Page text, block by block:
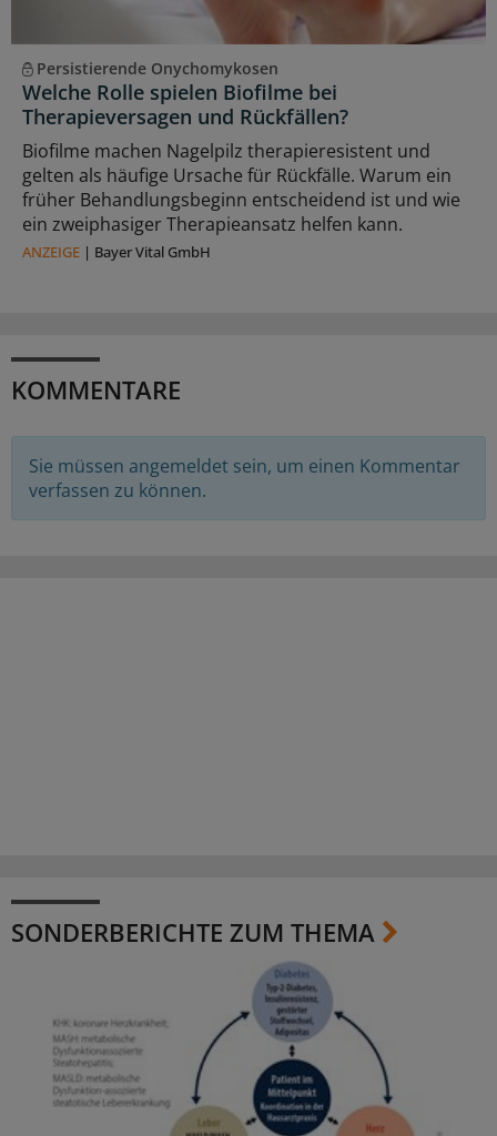
Persistierende Onychomykosen
Welche Rolle spielen Biofilme bei
Therapieversagen und Rückfällen?
Biofilme machen Nagelpilz therapieresistent und
gelten als häufige Ursache für Rückfälle. Warum ein
früher Behandlungsbeginn entscheidend ist und wie
ein zweiphasiger Therapieansatz helfen kann.
ANZEIGE | Bayer Vital GmbH
KOMMENTARE
Sie müssen angemeldet sein, um einen Kommentar
verfassen zu können.
SONDERBERICHTE ZUM THEMA